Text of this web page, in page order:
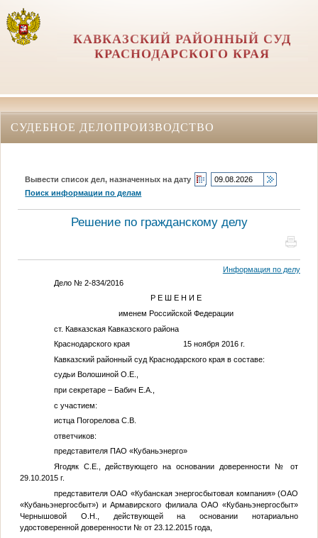
КАВКАЗСКИЙ РАЙОННЫЙ СУД
КРАСНОДАРСКОГО КРАЯ
СУДЕБНОЕ ДЕЛОПРОИЗВОДСТВО
Вывести список дел, назначенных на дату
Поиск информации по делам
Решение по гражданскому делу
Информация по делу
Дело № 2-834/2016
Р Е Ш Е Н И Е
именем Российской Федерации
ст. Кавказская Кавказского района
Краснодарского края 15 ноября 2016 г.
Кавказский районный суд Краснодарского края в составе:
судьи Волошиной О.Е.,
при секретаре – Бабич Е.А.,
с участием:
истца Погорелова С.В.
ответчиков:
представителя ПАО «Кубаньэнерго»
Ягодяк С.Е., действующего на основании доверенности
№
от
29.10.2015 г.
представителя ОАО «Кубанская энергосбытовая компания» (ОАО
«Кубаньэнергосбыт») и Армавирского филиала ОАО «Кубаньэнергосбыт»
Чернышовой О.Н., действующей на основании нотариально
удостоверенной доверенности №от 23.12.2015 года,